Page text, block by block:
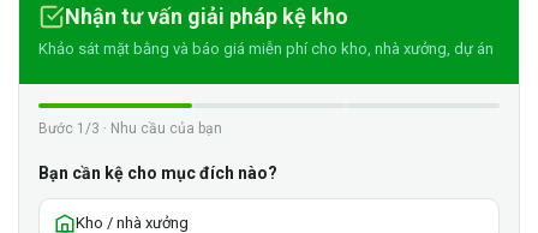
Nhận tư vấn giải pháp kệ kho
Khảo sát mặt bằng và báo giá miễn phí cho kho, nhà xưởng, dự án
Bước 1/3 · Nhu cầu của bạn
Bạn cần kệ cho mục đích nào?
Kho / nhà xưởng